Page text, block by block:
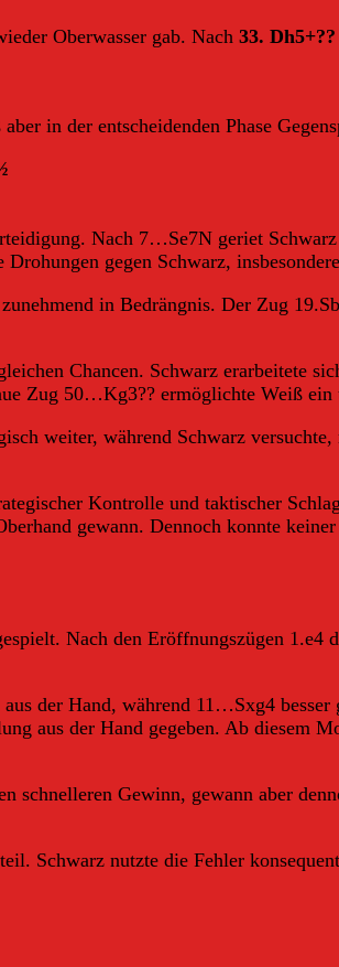
Oberwasser gab. Nach 33. Dh5+??
in der entscheidenden Phase
Nach 7…Se7N geriet
gegen Schwarz,
in Bedrängnis. Der Zug
Chancen. Schwarz erarbeitete
Zug 50…Kg3?? ermöglichte Weiß ein
weiter, während Schwarz
Kontrolle und taktischer
gewann. Dennoch konnte
Nach den Eröffnungszügen
der Hand, während 11…Sxg4
aus der Hand gegeben. Ab diesem
schnelleren Gewinn, gewann aber
Schwarz nutzte die Fehler